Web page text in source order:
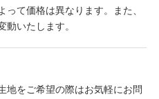
て価格は異なります。また、
いたします。
地をご希望の際はお気軽にお問